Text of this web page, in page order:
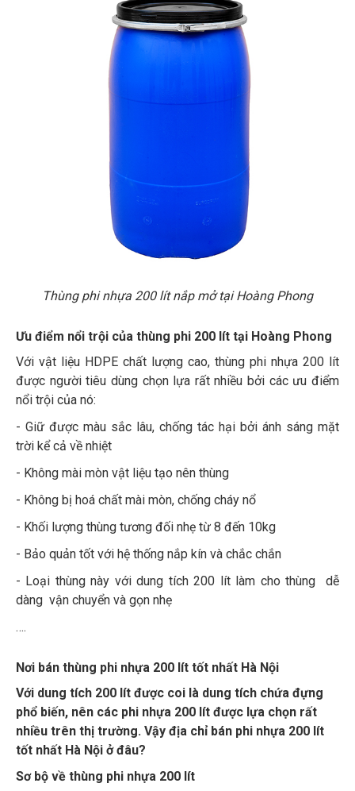
Thùng phi nhựa 200 lít nắp mở tại Hoàng Phong
Ưu điểm nổi trội của thùng phi 200 lít tại Hoàng Phong
Với vật liệu HDPE chất lượng cao, thùng phi nhựa 200 lít
được người tiêu dùng chọn lựa rất nhiều bởi các ưu điểm
nổi trội của nó:
- Giữ được màu sắc lâu, chống tác hại bởi ánh sáng mặt
trời kể cả về nhiệt
- Không mài mòn vật liệu tạo nên thùng
- Không bị hoá chất mài mòn, chống cháy nổ
- Khối lượng thùng tương đối nhẹ từ 8 đến 10kg
- Bảo quản tốt với hệ thống nắp kín và chắc chắn
- Loại thùng này với dung tích 200 lít làm cho thùng dễ
dàng vận chuyển và gọn nhẹ
….
Nơi bán thùng phi nhựa 200 lít tốt nhất Hà Nội
Với dung tích 200 lít được coi là dung tích chứa đựng
phổ biến, nên các phi nhựa 200 lít được lựa chọn rất
nhiều trên thị trường. Vậy địa chỉ bán phi nhựa 200 lít
tốt nhất Hà Nội ở đâu?
Sơ bộ về thùng phi nhựa 200 lít